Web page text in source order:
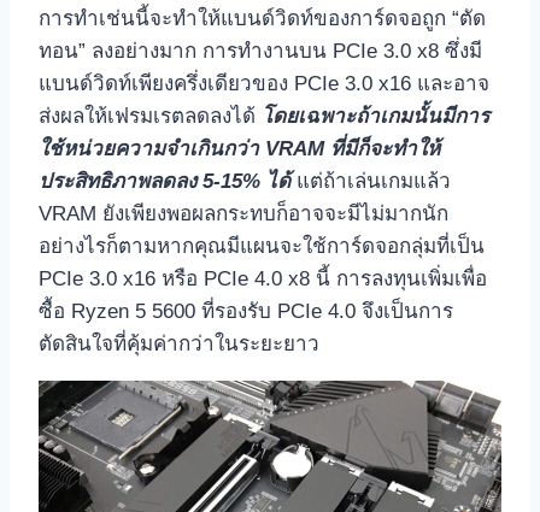
การทำเช่นนี้จะทำให้แบนด์วิดท์ของการ์ดจอถูก “ตัด
ทอน” ลงอย่างมาก การทำงานบน PCIe 3.0 x8 ซึ่งมี
แบนด์วิดท์เพียงครึ่งเดียวของ PCIe 3.0 x16 และอาจ
ส่งผลให้เฟรมเรตลดลงได้ โดยเฉพาะถ้าเกมนั้นมีการ
ใช้หน่วยความจำเกินกว่า VRAM ที่มีก็จะทำให้
ประสิทธิภาพลดลง 5-15% ได้แต่ถ้าเล่นเกมแล้ว
VRAM ยังเพียงพอผลกระทบก็อาจจะมีไม่มากนัก
อย่างไรก็ตามหากคุณมีแผนจะใช้การ์ดจอกลุ่มที่เป็น
PCIe 3.0 x16 หรือ PCIe 4.0 x8 นี้ การลงทุนเพิ่มเพื่อ
ซื้อ Ryzen 5 5600 ที่รองรับ PCIe 4.0 จึงเป็นการ
ตัดสินใจที่คุ้มค่ากว่าในระยะยาว